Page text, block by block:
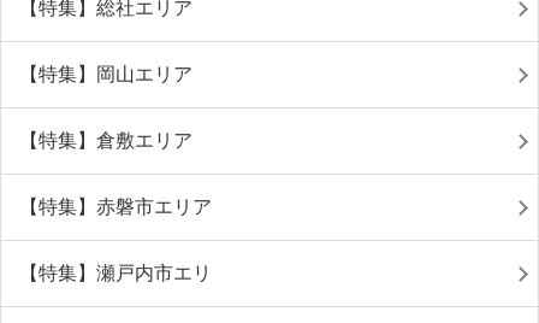
【特集】総社エリア
【特集】岡山エリア
【特集】倉敷エリア
【特集】赤磐市エリア
【特集】瀬戸内市エリ